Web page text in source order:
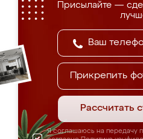
Присылайте —
Прикрепить
Рассчитать
Я соглашаюсь на передачу